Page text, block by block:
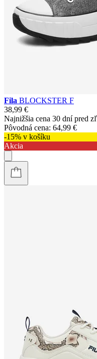
Fila BLOCKSTER F
38,99 €
Najnižšia cena 30 dní pred
Pôvodná cena: 64,99 €
-15% v košíku
Akcia